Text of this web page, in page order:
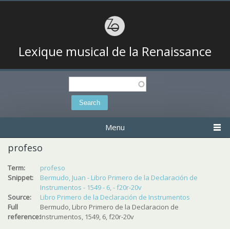
Lexique musical de la Renaissance
Search
Menu
profeso
Term:
profeso
Snippet:
Bermudo, Juan - Libro Primero de la Declaración de
Instrumentos - 1549 - 6, - f20r-20v
Source:
Libro Primero de la Declaración de Instrumentos
Full
reference:
Bermudo, Libro Primero de la Declaracion de
Instrumentos, 1549, 6, f20r-20v